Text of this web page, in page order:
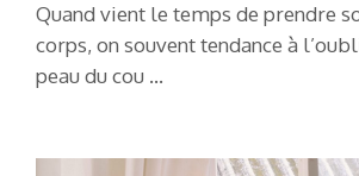
Quand vient le temps de prendre
corps, on souvent tendance à
peau du cou …